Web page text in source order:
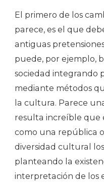
El primero de los
parece, es el que
antiguas
puede, por ejemplo,
sociedad integrando
mediante métodos
la cultura. Parece
resulta increíble que
como una república
diversidad cultural
planteando la
interpretación de los